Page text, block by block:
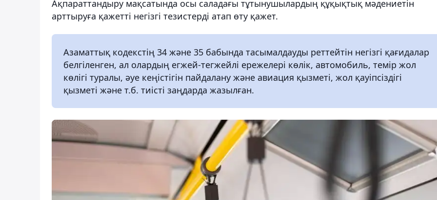
Ақпараттандыру мақсатында осы саладағы тұтынушылардың құқықтық мәдениетін
арттыруға қажетті негізгі тезистерді атап өту қажет.
Азаматтық кодекстің 34 және 35 бабында тасымалдауды реттейтін негізгі қағидалар
белгіленген, ал олардың егжей-тегжейлі ережелері көлік, автомобиль, темір жол
көлігі туралы, әуе кеңістігін пайдалану және авиация қызметі, жол қауіпсіздігі
қызметі және т.б. тиісті заңдарда жазылған.